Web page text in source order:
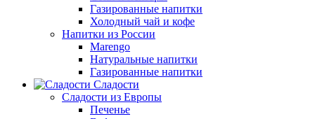
Газированные напитки
Холодный чай и кофе
Напитки из России
Marengo
Натуральные напитки
Газированные напитки
Сладости
Сладости из Европы
Печенье